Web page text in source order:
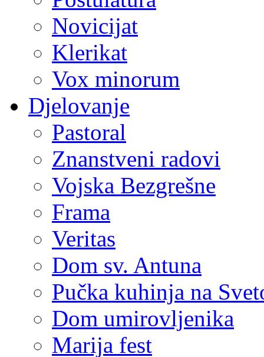
Novicijat
Klerikat
Vox minorum
Djelovanje
Pastoral
Znanstveni radovi
Vojska Bezgrešne
Frama
Veritas
Dom sv. Antuna
Pučka kuhinja na
Dom umirovljenika
Marija fest